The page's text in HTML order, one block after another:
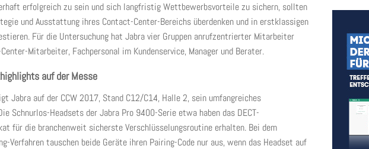
erfolgreich zu sein und sich langfristig Wettbewerbsvorteile zu sichern, sollten
und Ausstattung ihres Contact-Center-Bereichs überdenken und in erstklassigen
Für die Untersuchung hat Jabra vier Gruppen anrufzentrierter Mitarbeiter
Mitarbeiter, Fachpersonal im Kundenservice, Manager und Berater.
auf der Messe
Jabra auf der CCW 2017, Stand C12/C14, Halle 2, sein umfangreiches
Schnurlos-Headsets der Jabra Pro 9400-Serie etwa haben das DECT-
für die branchenweit sicherste Verschlüsselungsroutine erhalten. Bei dem
Verfahren tauschen beide Geräte ihren Pairing-Code nur aus, wenn das Headset auf